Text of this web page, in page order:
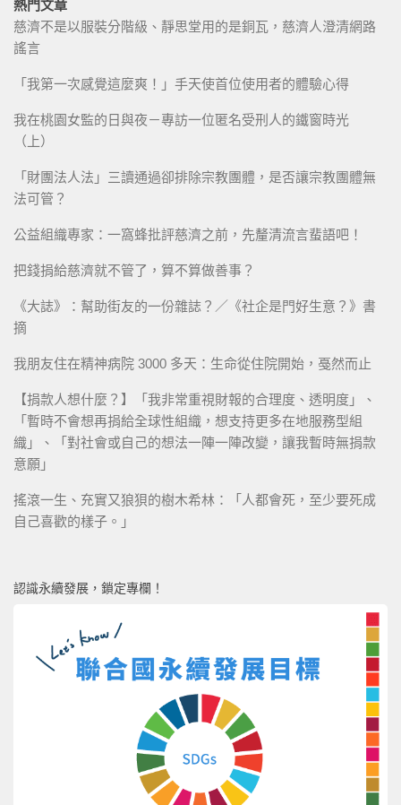
熱門文章
慈濟不是以服裝分階級、靜思堂用的是銅瓦，慈濟人澄清網路
謠言
「我第一次感覺這麼爽！」手天使首位使用者的體驗心得
我在桃園女監的日與夜－專訪一位匿名受刑人的鐵窗時光
（上）
「財團法人法」三讀通過卻排除宗教團體，是否讓宗教團體無
法可管？
公益組織專家：一窩蜂批評慈濟之前，先釐清流言蜚語吧！
把錢捐給慈濟就不管了，算不算做善事？
《大誌》：幫助街友的一份雜誌？／《社企是門好生意？》書
摘
我朋友住在精神病院 3000 多天：生命從住院開始，戞然而止
【捐款人想什麼？】「我非常重視財報的合理度、透明度」、
「暫時不會想再捐給全球性組織，想支持更多在地服務型組
織」、「對社會或自己的想法一陣一陣改變，讓我暫時無捐款
意願」
搖滾一生、充實又狼狽的樹木希林：「人都會死，至少要死成
自己喜歡的樣子。」
認識永續發展，鎖定專欄！